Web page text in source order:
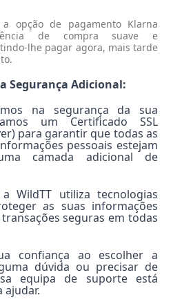
a opção de pagamento Klarna
de compra suave e
lhe pagar agora, mais tarde
Segurança Adicional:
na segurança da sua
um Certificado SSL
para garantir que todas as
pessoais estejam
camada adicional de
WildTT utiliza tecnologias
as suas informações
seguras em todas
confiança ao escolher a
dúvida ou precisar de
equipa de suporte está
ajudar.